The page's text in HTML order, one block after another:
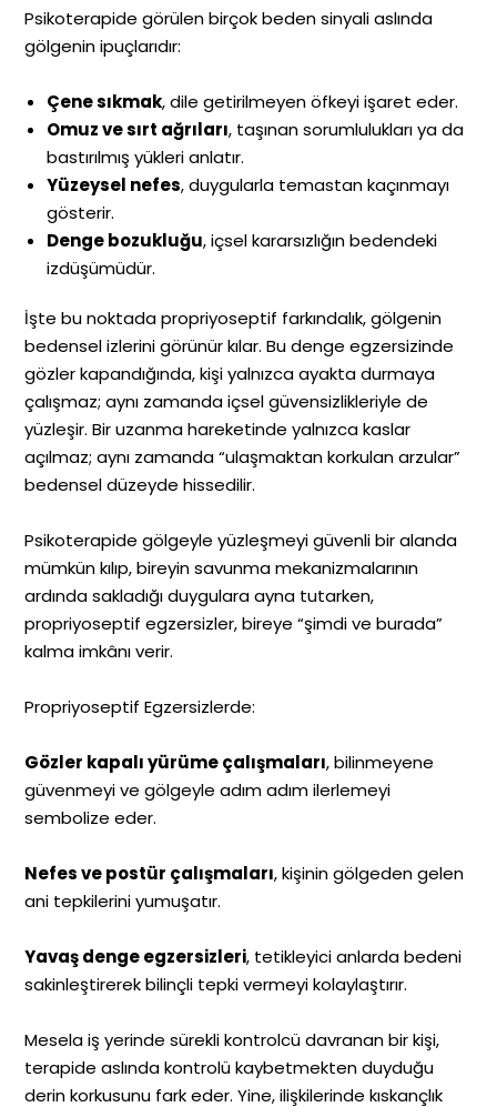
Psikoterapide görülen birçok beden sinyali aslında
gölgenin ipuçlarıdır:
Çene sıkmak, dile getirilmeyen öfkeyi işaret eder.
Omuz ve sırt ağrıları, taşınan sorumlulukları ya da
bastırılmış yükleri anlatır.
Yüzeysel nefes, duygularla temastan kaçınmayı
gösterir.
Denge bozukluğu, içsel kararsızlığın bedendeki
izdüşümüdür.
İşte bu noktada propriyoseptif farkındalık, gölgenin
bedensel izlerini görünür kılar. Bu denge egzersizinde
gözler kapandığında, kişi yalnızca ayakta durmaya
çalışmaz; aynı zamanda içsel güvensizlikleriyle de
yüzleşir. Bir uzanma hareketinde yalnızca kaslar
açılmaz; aynı zamanda “ulaşmaktan korkulan arzular”
bedensel düzeyde hissedilir.
Psikoterapide gölgeyle yüzleşmeyi güvenli bir alanda
mümkün kılıp, bireyin savunma mekanizmalarının
ardında sakladığı duygulara ayna tutarken,
propriyoseptif egzersizler, bireye “şimdi ve burada”
kalma imkânı verir.
Propriyoseptif Egzersizlerde:
Gözler kapalı yürüme çalışmaları, bilinmeyene
güvenmeyi ve gölgeyle adım adım ilerlemeyi
sembolize eder.
Nefes ve postür çalışmaları, kişinin gölgeden gelen
ani tepkilerini yumuşatır.
Yavaş denge egzersizleri, tetikleyici anlarda bedeni
sakinleştirerek bilinçli tepki vermeyi kolaylaştırır.
Mesela iş yerinde sürekli kontrolcü davranan bir kişi,
terapide aslında kontrolü kaybetmekten duyduğu
derin korkusunu fark eder. Yine, ilişkilerinde kıskançlık